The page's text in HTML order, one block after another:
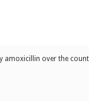
amoxicillin over the